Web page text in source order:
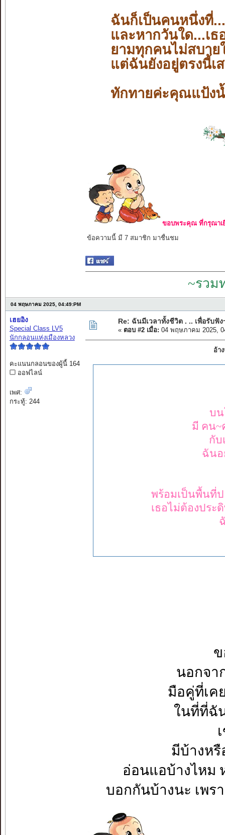
ฉันก็เป็นคนหนึ่งที่
และหากวันใด...เ
ยามทุกคนไม่สบาย
แต่ฉันยังอยู่ตรงนี้เ
ทักทายค่ะคุณแป้ง
ขอบพระคุณ ที่กรุณาเ
ข้อความนี้ มี 7 สมาชิก มาชื่นชม
~รวม
04 พฤษภาคม 2025, 04:49:PM
เฮยอิง
Special Class LV5
นักกลอนแห่งเมืองหลวง
คะแนนกลอนของผู้นี้ 164
ออฟไลน์
เพศ:
กระทู้: 244
Re: ฉันมีเวลาทั้งชีวิต . .. เพื่อรับฟัง
« ตอบ #2 เมื่อ: 04 พฤษภาคม 2025,
อ้า
บน
มี คน~
กับ
ฉันอ
พร้อมเป็นพื้นที่ป
เธอไม่ต้องประ
นอกจา
มือคู่ที่เค
ในที่ที่ฉั
มีบ้างหรื
อ่อนแอบ้างไหม
บอกกันบ้างนะ เพร